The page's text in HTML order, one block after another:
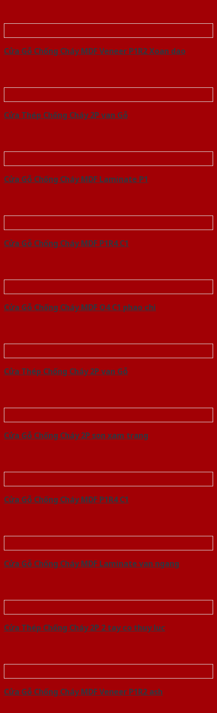
Cửa Gỗ Chống Cháy MDF Veneer P1R2 Xoan dao
Cửa Thép Chống Cháy 2P van Gỗ
Cửa Gỗ Chống Cháy MDF Laminate P1
Cửa Gỗ Chống Cháy MDF P1R4 C1
Cửa Gỗ Chống Cháy MDF O4 C1 phao chi
Cửa Thép Chống Cháy 2P van Gỗ
Cửa Gỗ Chống Cháy 2P son xam trang
Cửa Gỗ Chống Cháy MDF P1R4 C1
Cửa Gỗ Chống Cháy MDF Laminate van ngang
Cửa Thép Chống Cháy 2P 2 tay co thuy luc
Cửa Gỗ Chống Cháy MDF Veneer P1R2 ash